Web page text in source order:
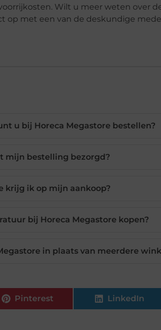
Wilt u meer weten over
met een van de deskundige
u bij Horeca Megastore bestellen?
mijn bestelling bezorgd?
krijg ik op mijn aankoop?
bij Horeca Megastore kopen?
in plaats van meerdere
Pinterest LinkedIn